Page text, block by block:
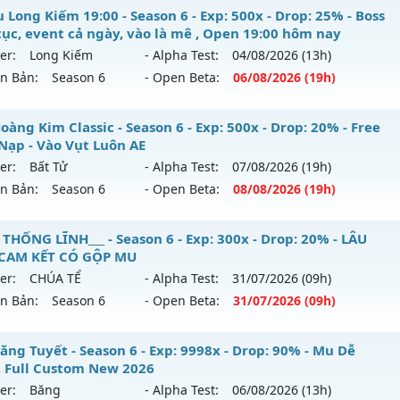
loại: Mu Nguyên bản Webzen
antihack
Classic - Lối chơi cày cuốc Classic đồ chuẩn
mới ra tháng 08 2026 - Mở máy chủMuhanoi2-Classic
08/2626
reset: Reset In Game
loại: Mu Nguyên bản Webzen
Pro
Long Kiếm 19:00 - Season 6 - Exp: 500x - Drop: 25% - Boss
event cả ngày, vào là mê , Open 19:00 hôm nay
Long Kiếm - Alpha Test: 04/08/2026 (13h)
Bản:
Season 6 - Open Beta: 06/08/2026 (19h)
Long Kiếm 19:00 - Boss liên tục, event cả ngày, vào là
mới ra tháng 08 2026 - Mở máy chủLong Kiếmvào 19h
reset: Reset In Game
loại: Mu Nguyên bản Webzen
VIP SHIELD
Kim Classic - Season 6 - Exp: 500x - Drop: 20% - Free
- Vào Vụt Luôn AE
Bất Tử - Alpha Test: 07/08/2026 (19h)
Bản:
Season 6 - Open Beta: 08/08/2026 (19h)
Hoàng Kim Classic - Free Mốc Nạp - Vào Vụt Luôn AE
mới ra tháng 08 2026 - Mở máy chủBất Tử vào 19h ngày
500x - Drop: 20%
loại: Mu Nguyên bản Webzen
THỐNG LĨNH___ - Season 6 - Exp: 300x - Drop: 20% - LÂU
KẾT CÓ GỘP MU
CHÚA TỂ - Alpha Test: 31/07/2026 (09h)
Bản:
Season 6 - Open Beta: 31/07/2026 (09h)
THỐNG LĨNH___ - LÂU DÀI, CAM KẾT CÓ GỘP MU
mới ra tháng 07 2026 - Mở máy chủCHÚA TỂvào 09h
Tuyết - Season 6 - Exp: 9998x - Drop: 90% - Mu Dễ
Full Custom New 2026
Băng - Alpha Test: 06/08/2026 (13h)